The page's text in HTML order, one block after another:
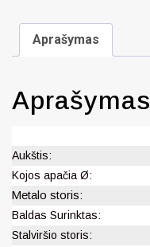
Aprašymas
Aprašymas
Aukštis:
Kojos apačia Ø:
Metalo storis:
Baldas Surinktas:
Stalviršio storis: